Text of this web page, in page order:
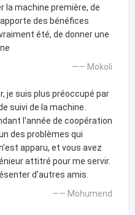
la machine première, de
des bénéfices
été, de donner une
—— Mokoli
je suis plus préoccupé par
suivi de la machine.
l'année de coopération
des problèmes qui
apparu, et vous avez
attitré pour me servir.
d'autres amis.
—— Mohumend